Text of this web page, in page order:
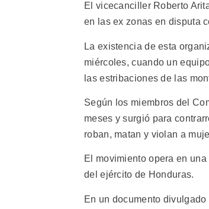
El vicecanciller Roberto
en las ex zonas en disputa
La existencia de esta
miércoles, cuando un
las estribaciones de las
Según los miembros del
meses y surgió para
roban, matan y violan a
El movimiento opera en
del ejército de Honduras.
En un documento